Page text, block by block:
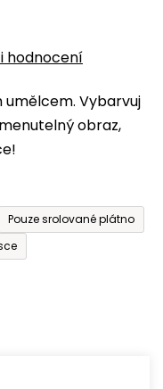
Vybarvuj
obraz,
Pouze srolované plátno
hodnocení